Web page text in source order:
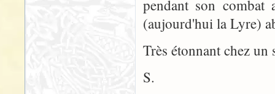
pendant son
(aujourd'hui la Lyre)
Très étonnant chez
S.